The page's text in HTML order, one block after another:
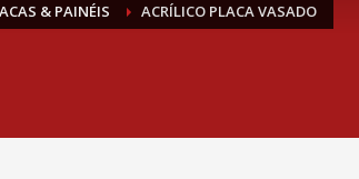
& PAINÉIS ACRÍLICO PLACA VASADO